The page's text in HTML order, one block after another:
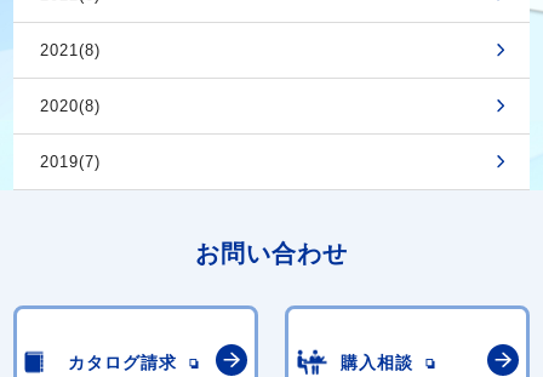
2021(8)
2020(8)
2019(7)
お問い合わせ
カタログ請求 購入相談